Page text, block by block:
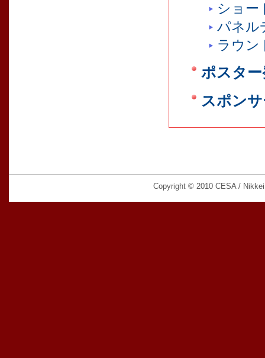
ショー
パネル
ラウン
ポスター
スポン
Copyright © 2010 CESA /